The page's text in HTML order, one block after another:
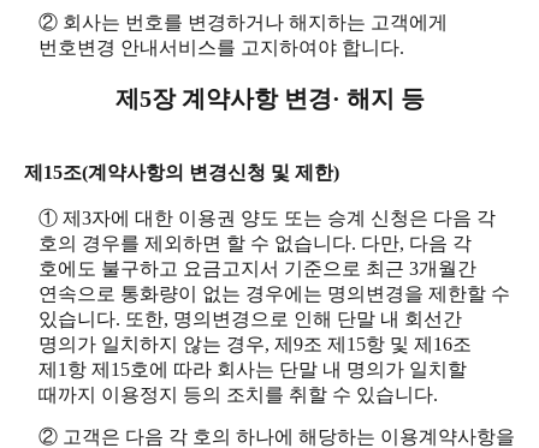
② 회사는 번호를 변경하거나 해지하는 고객에게
번호변경 안내서비스를 고지하여야 합니다.
제5장 계약사항 변경· 해지 등
제15조(계약사항의 변경신청 및 제한)
① 제3자에 대한 이용권 양도 또는 승계 신청은 다음 각
호의 경우를 제외하면 할 수 없습니다. 다만, 다음 각
호에도 불구하고 요금고지서 기준으로 최근 3개월간
연속으로 통화량이 없는 경우에는 명의변경을 제한할 수
있습니다. 또한, 명의변경으로 인해 단말 내 회선간
명의가 일치하지 않는 경우, 제9조 제15항 및 제16조
제1항 제15호에 따라 회사는 단말 내 명의가 일치할
때까지 이용정지 등의 조치를 취할 수 있습니다.
② 고객은 다음 각 호의 하나에 해당하는 이용계약사항을